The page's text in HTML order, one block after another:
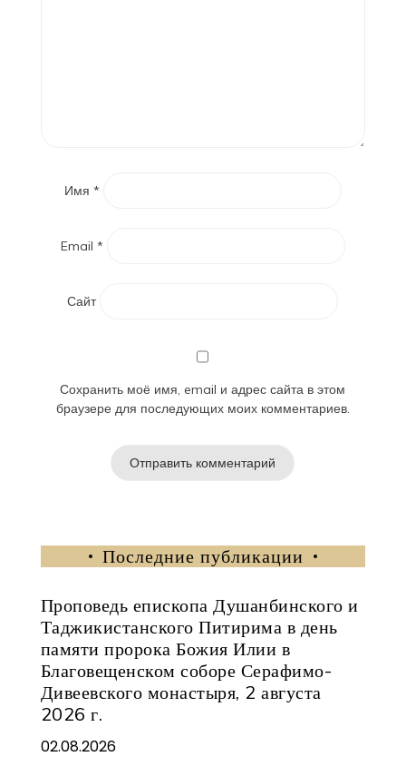
Имя *
Email *
Сайт
Сохранить моё имя, email и адрес сайта в этом
браузере для последующих моих комментариев.
Последние публикации
Проповедь епископа Душанбинского и
Таджикистанского Питирима в день
памяти пророка Божия Илии в
Благовещенском соборе Серафимо-
Дивеевского монастыря, 2 августа
2026 г.
02.08.2026